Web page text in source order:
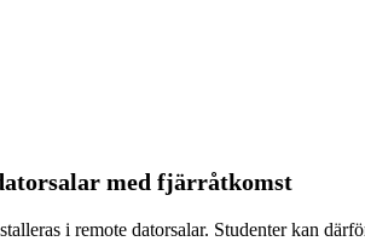
med fjärråtkomst
i remote datorsalar. Studenter kan